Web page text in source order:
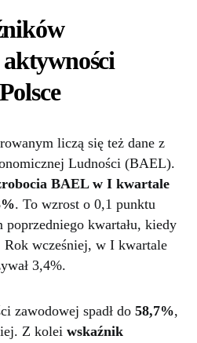
liczą się też dane z
Ludności (BAEL).
BAEL w I kwartale
. To wzrost o 0,1 punktu
poprzedniego kwartału, kiedy
Rok wcześniej, w I kwartale
3,4%.
zawodowej spadł do 58,7%,
Z kolei wskaźnik